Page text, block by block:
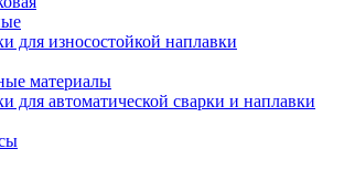
для износостойкой наплавки
материалы
для автоматической сварки и наплавки